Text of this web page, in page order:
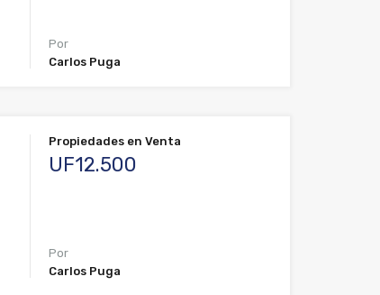
Por
Carlos Puga
Propiedades en Venta
UF12.500
Por
Carlos Puga